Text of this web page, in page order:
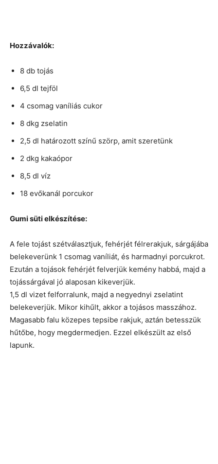
Hozzávalók:
8 db tojás
6,5 dl tejföl
4 csomag vaníliás cukor
8 dkg zselatin
2,5 dl határozott színű szörp, amit szeretünk
2 dkg kakaópor
8,5 dl víz
18 evőkanál porcukor
Gumi süti elkészítése:
A fele tojást szétválasztjuk, fehérjét félrerakjuk, sárgájába
belekeverünk 1 csomag vaníliát, és harmadnyi porcukrot.
Ezután a tojások fehérjét felverjük kemény habbá, majd a
tojássárgával jó alaposan kikeverjük.
1,5 dl vizet felforralunk, majd a negyednyi zselatint
belekeverjük. Mikor kihűlt, akkor a tojásos masszához.
Magasabb falu közepes tepsibe rakjuk, aztán betesszük
hűtőbe, hogy megdermedjen. Ezzel elkészült az első
lapunk.